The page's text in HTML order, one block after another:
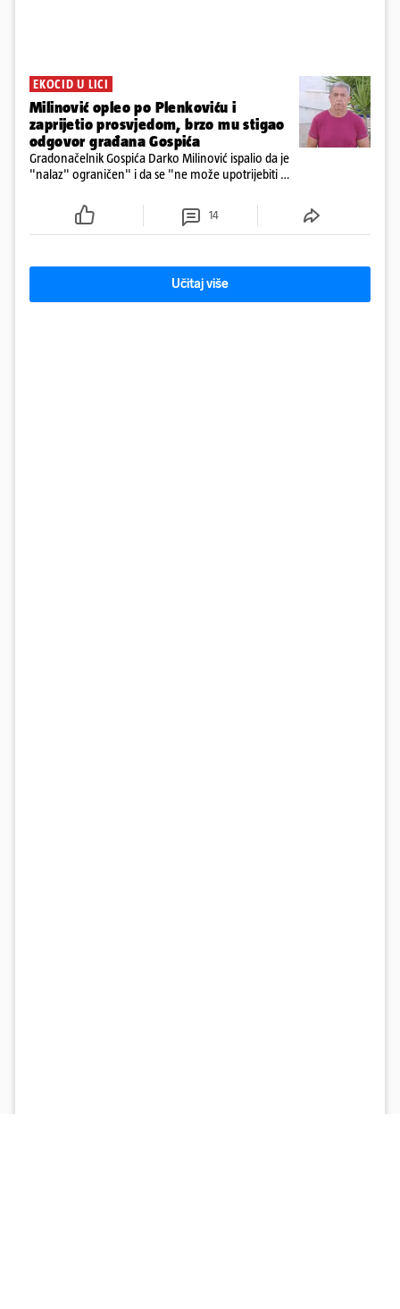
EKOCID U LICI
Milinović opleo po Plenkoviću i
zaprijetio prosvjedom, brzo mu stigao
odgovor građana Gospića
Gradonačelnik Gospića Darko Milinović ispalio da je
"nalaz" ograničen" i da se "ne može upotrijebiti za
ga je naručio Uskok i da je dio spisa
14
Učitaj više